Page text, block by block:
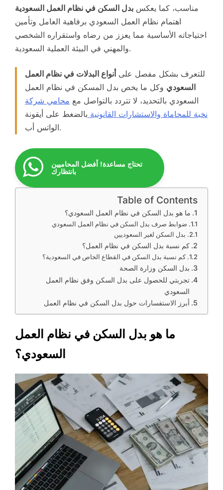
مناسب، كما يعكس بدل السكن في نظام العمل السعودية
اهتمام نظام العمل السعودي برفاهية العامل وتأمين
احتياجاته الأساسية مما يعزز من رضاه واستقراره الشخصي
والمهني في البيئة العملية السعودية.
للتعرف بشكل مفصل علىأنواع البدلات في نظام العمل
السعودي وكل ما يخص بدل المسكن في نظام العمل
السعودي بالتحديد، لا تتردد بالتواصل مع محامي شركة
نخبة للمحاماة والاستشارات القانونية بالضغط على أيقونة
الواتس أب.
تحتاج مساعدة! أفضل المحاميين
بانتظارك
Table of Contents
ما هو بدل السكن في نظام العمل السعودي؟
ضوابط صرف بدل السكن في نظام العمل السعودي
بدل السكن لغير السعوديين
كم نسبة بدل السكن في نظام العمل؟
كم نسبة بدل السكن في القطاع الخاص في السعودية؟
بدل السكن وزارة الصحة
تجربتي للحصول على بدل السكن وفق نظام العمل
السعودي
أبرز الاستفسارات حول بدل السكن في نظام العمل
ما هو بدل السكن في نظام العمل
السعودي؟